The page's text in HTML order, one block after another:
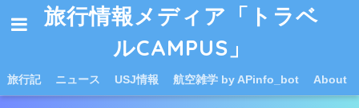
旅行情報メディア「トラベ
ルCAMPUS」
旅行記 ニュース USJ情報 航空雑学 by APinfo_bot About